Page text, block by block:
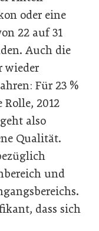
oder eine
22 auf 31
Auch die
wieder
Für 23 %
2012
also
Qualität.
und
dass sich